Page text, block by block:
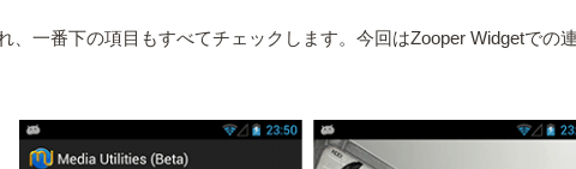
、一番下の項目もすべてチェックします。今回はZooper Widgetでの